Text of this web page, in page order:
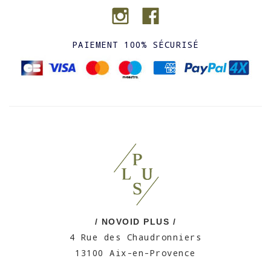
PAIEMENT 100% SÉCURISÉ
/ NOVOID PLUS /
4 Rue des Chaudronniers
13100 Aix-en-Provence